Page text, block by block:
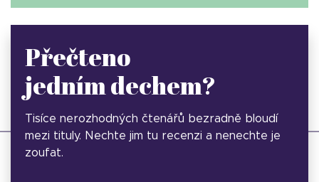
Přečteno
jedním dechem?
Tisíce nerozhodných čtenářů bezradně bloudí
mezi tituly. Nechte jim tu recenzi a nenechte je
zoufat.